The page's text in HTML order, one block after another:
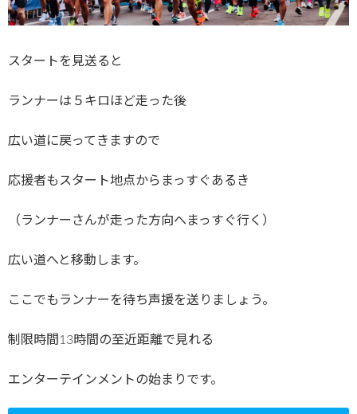
スタートを見送ると
ランナーは５キロほど走った後
広い道に戻ってきますので
応援者もスタート地点からまっすぐあるき
（ランナーさんが走った方向へまっすぐ行く）
広い道へと移動します。
ここでもランナーを待ち声援を送りましょう。
制限時間13時間の至近距離で見れる
エンターテインメントの始まりです。